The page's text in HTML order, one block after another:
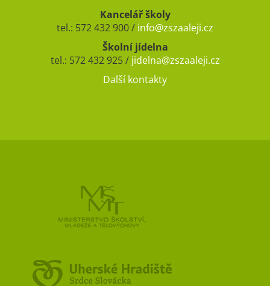
Kancelář školy
tel.: 572 432 900 / info@zszaaleji.cz
Školní jídelna
tel.: 572 432 925 / jidelna@zszaaleji.cz
Další kontakty